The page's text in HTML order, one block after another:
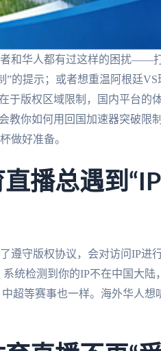
和华人都有过这样的困扰——
的提示；或者想重温阿根廷
于版权区域限制，国内平台的
教你如何用回国加速器突破限
做好准备。
播总遇到
遵守版权协议，会对访问IP进
统检测到你的IP不在中国大陆
超等赛事也一样。海外华人想